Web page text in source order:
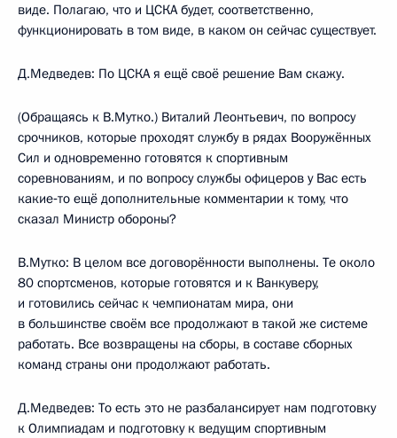
виде. Полагаю, что и ЦСКА будет, соответственно,
функционировать в том виде, в каком он сейчас существует.
Д.Медведев: По ЦСКА я ещё своё решение Вам скажу.
(Обращаясь к В.Мутко.) Виталий Леонтьевич, по вопросу
срочников, которые проходят службу в рядах Вооружённых
Сил и одновременно готовятся к спортивным
соревнованиям, и по вопросу службы офицеров у Вас есть
какие‑то ещё дополнительные комментарии к тому, что
сказал Министр обороны?
В.Мутко: В целом все договорённости выполнены. Те около
80 спортсменов, которые готовятся и к Ванкуверу,
и готовились сейчас к чемпионатам мира, они
в большинстве своём все продолжают в такой же системе
работать. Все возвращены на сборы, в составе сборных
команд страны они продолжают работать.
Д.Медведев: То есть это не разбалансирует нам подготовку
к Олимпиадам и подготовку к ведущим спортивным